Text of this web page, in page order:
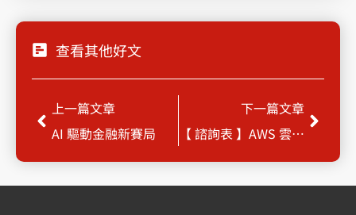
查看其他好文
Prev
上一篇文章
AI 驅動金融新賽局
下一篇文章
【 諮詢表 】AWS 雲端健檢免費體驗
Next